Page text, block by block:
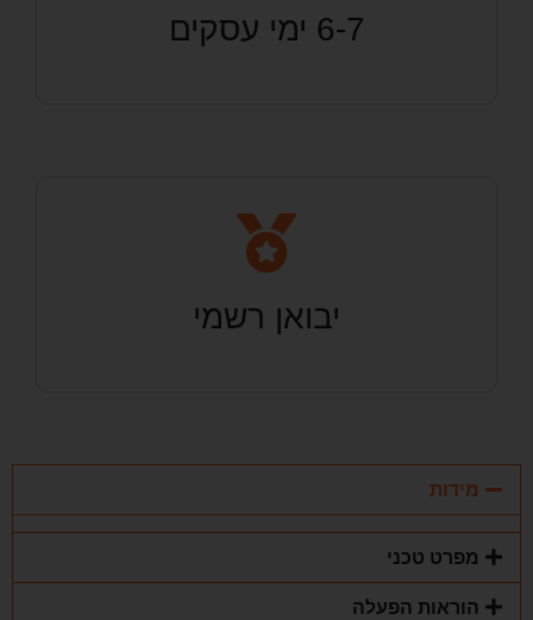
6-7 ימי עסקים
יבואן רשמי
מידות
מפרט טכני
הוראות הפעלה